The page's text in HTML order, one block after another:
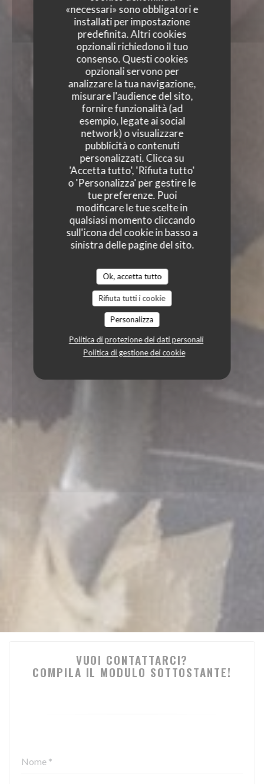
«necessari» sono obbligatori e
installati per impostazione
predefinita. Altri cookies
opzionali richiedono il tuo
consenso. Questi cookies
opzionali servono per
analizzare la tua navigazione,
misurare l'audience del sito,
fornire funzionalità (ad
esempio, legate ai social
network) o visualizzare
pubblicità o contenuti
personalizzati. Clicca su
'Accetta tutto', 'Rifiuta tutto'
o 'Personalizza' per gestire le
tue preferenze. Puoi
modificare le tue scelte in
qualsiasi momento cliccando
sull'icona del cookie in basso a
sinistra delle pagine del sito.
Ok, accetta tutto
Rifiuta tutti i cookie
Personalizza
Politica di protezione dei dati personali
Politica di gestione dei cookie
VUOI CONTATTARCI?
COMPILA IL MODULO SOTTOSTANTE!